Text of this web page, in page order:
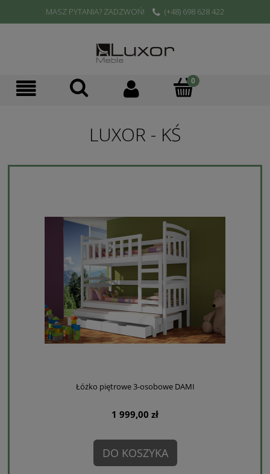
MASZ PYTANIA? ZADZWOŃ! (+48) 698 628 422
LUXOR - KŚ
Łóżko piętrowe 3-osobowe DAMI
1 999,00 zł
DO KOSZYKA